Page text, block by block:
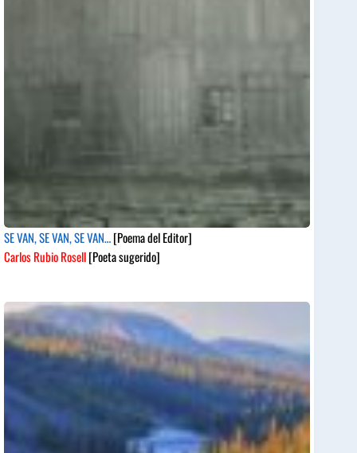
SE VAN, SE VAN, SE VAN…[Poema del Editor]
Carlos Rubio Rosell[Poeta sugerido]